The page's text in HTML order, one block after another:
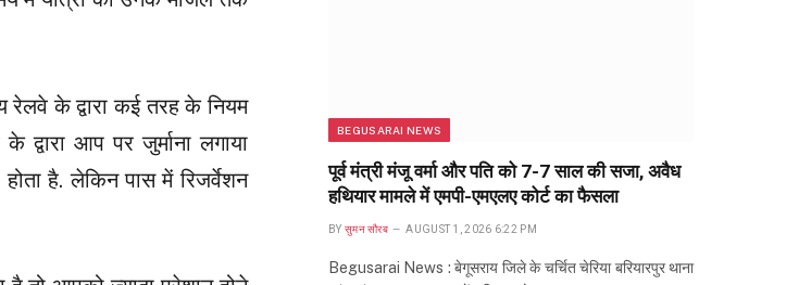
के द्वारा कई तरह के नियम
आप पर जुर्माना लगाया
है. लेकिन पास में रिजर्वेशन
BEGUSARAI NEWS
पूर्व मंत्री मंजू वर्मा और पति को 7-7 साल की सजा, अवैध
हथियार मामले में एमपी-एमएलए कोर्ट का फैसला
BY सुमन सौरब AUGUST 1, 2026 6:22 PM
Begusarai News : बेगूसराय जिले के चर्चित चेरिया बरियारपुर थाना